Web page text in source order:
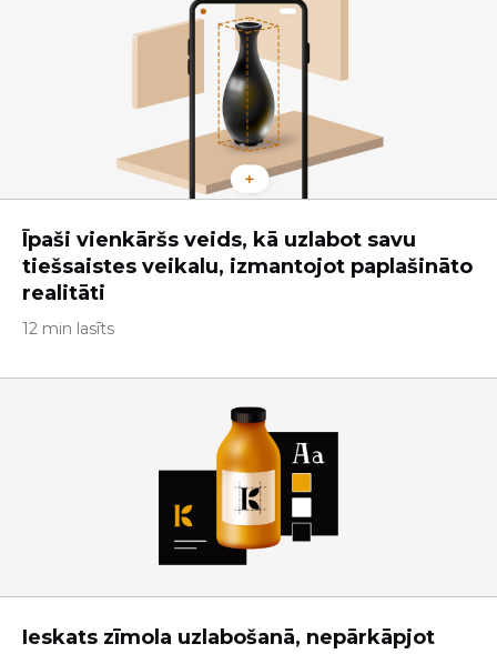
Īpaši vienkāršs veids, kā uzlabot savu
tiešsaistes veikalu, izmantojot paplašināto
realitāti
12 min lasīts
Ieskats zīmola uzlabošanā, nepārkāpjot